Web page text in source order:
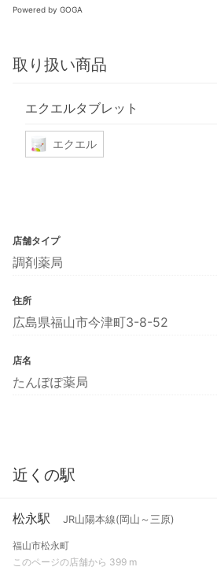
Powered by GOGA
取り扱い商品
エクエルタブレット
エクエル
店舗タイプ
調剤薬局
住所
広島県福山市今津町3-8-52
店名
たんぽぽ薬局
近くの駅
松永駅 JR山陽本線(岡山～三原)
福山市松永町
このページの店舗から 399 m